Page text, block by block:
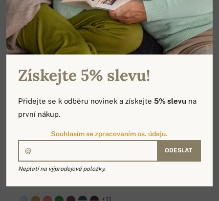
+11
Získejte 5% slevu!
Přidejte se k odběru novinek a získejte5% slevu na
první nákup.
Souhlasím se zpracovaním os. údaju.
ODESLAT
Neplatí na výprodejové položky.